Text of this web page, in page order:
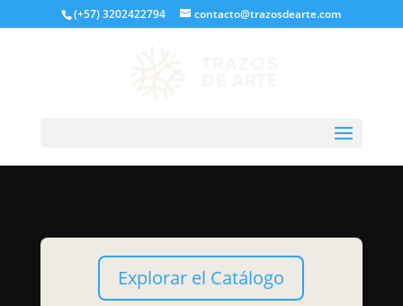
(+57) 3202422794 contacto@trazosdearte.com
Explorar el Catálogo